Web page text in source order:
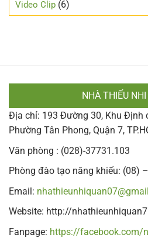
Video Clip (6)
NHÀ THIẾU
Địa chỉ: 193 Đường 30, Khu Định
Phường Tân Phong, Quận 7,
Văn phòng : (028)-37731.103
Phòng đào tạo năng khiếu: (08)
Email:
Website: http://
Fanpage: https://facebook.com/